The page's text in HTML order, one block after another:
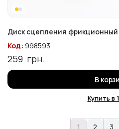
Диск сцепления фрикционный
Код: 998593
259 грн.
В
Купить в
1 2 3